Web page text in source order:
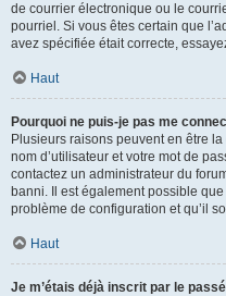
de courrier électronique ou le
pourriel. Si vous êtes certain que
avez spécifiée était correcte,
Haut
Pourquoi ne puis-je pas me
Plusieurs raisons peuvent en être
nom d’utilisateur et votre mot de
contactez un administrateur du
banni. Il est également possible
problème de configuration et qu’il
Haut
Je m’étais déjà inscrit par le